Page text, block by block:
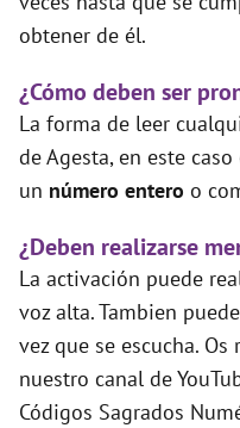
obtener de él.
¿Cómo deben ser
La forma de leer
de Agesta, en este
un número entero o
¿Deben realizarse
La activación puede
voz alta. Tambien
vez que se escucha.
nuestro canal de
Códigos Sagrados